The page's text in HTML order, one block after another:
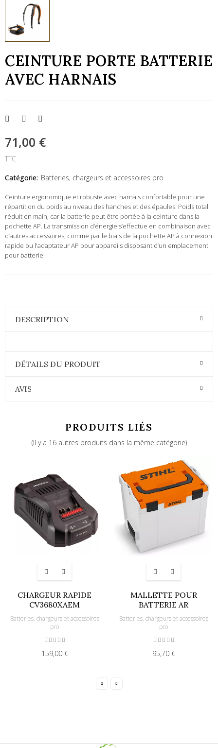
CEINTURE PORTE BATTERIE
AVEC HARNAIS
71,00 €
TTC
Catégorie: Batteries, chargeurs et accessoires pro
Ceinture ergonomique et robuste avec harnais confortable pour une
répartition du poids au niveau des hanches et des épaules. Poids total
réduit en main, car la batterie peut être portée à la ceinture dans la
pochette AP. La transmission d’énergie s’effectue en combinaison avec
d’autres accessoires, comme par le biais de la pochette AP à connexion
rapide ou l'adaptateur AP pour appareils disposant d’un emplacement
pour batterie.
DESCRIPTION
DÉTAILS DU PRODUIT
AVIS
PRODUITS LIÉS
(Il y a 16 autres produits dans la même catégorie)
CHARGEUR RAPIDE
CV3680XAEM
Batteries, chargeurs et accessoires
pro
159,00 €
MALLETTE POUR
BATTERIE AR
Batteries, chargeurs et accessoires
pro
95,70 €